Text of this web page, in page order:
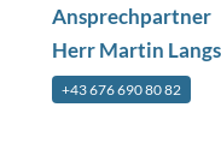
Ansprechpartner
Herr Martin
+43 676 690 80 82